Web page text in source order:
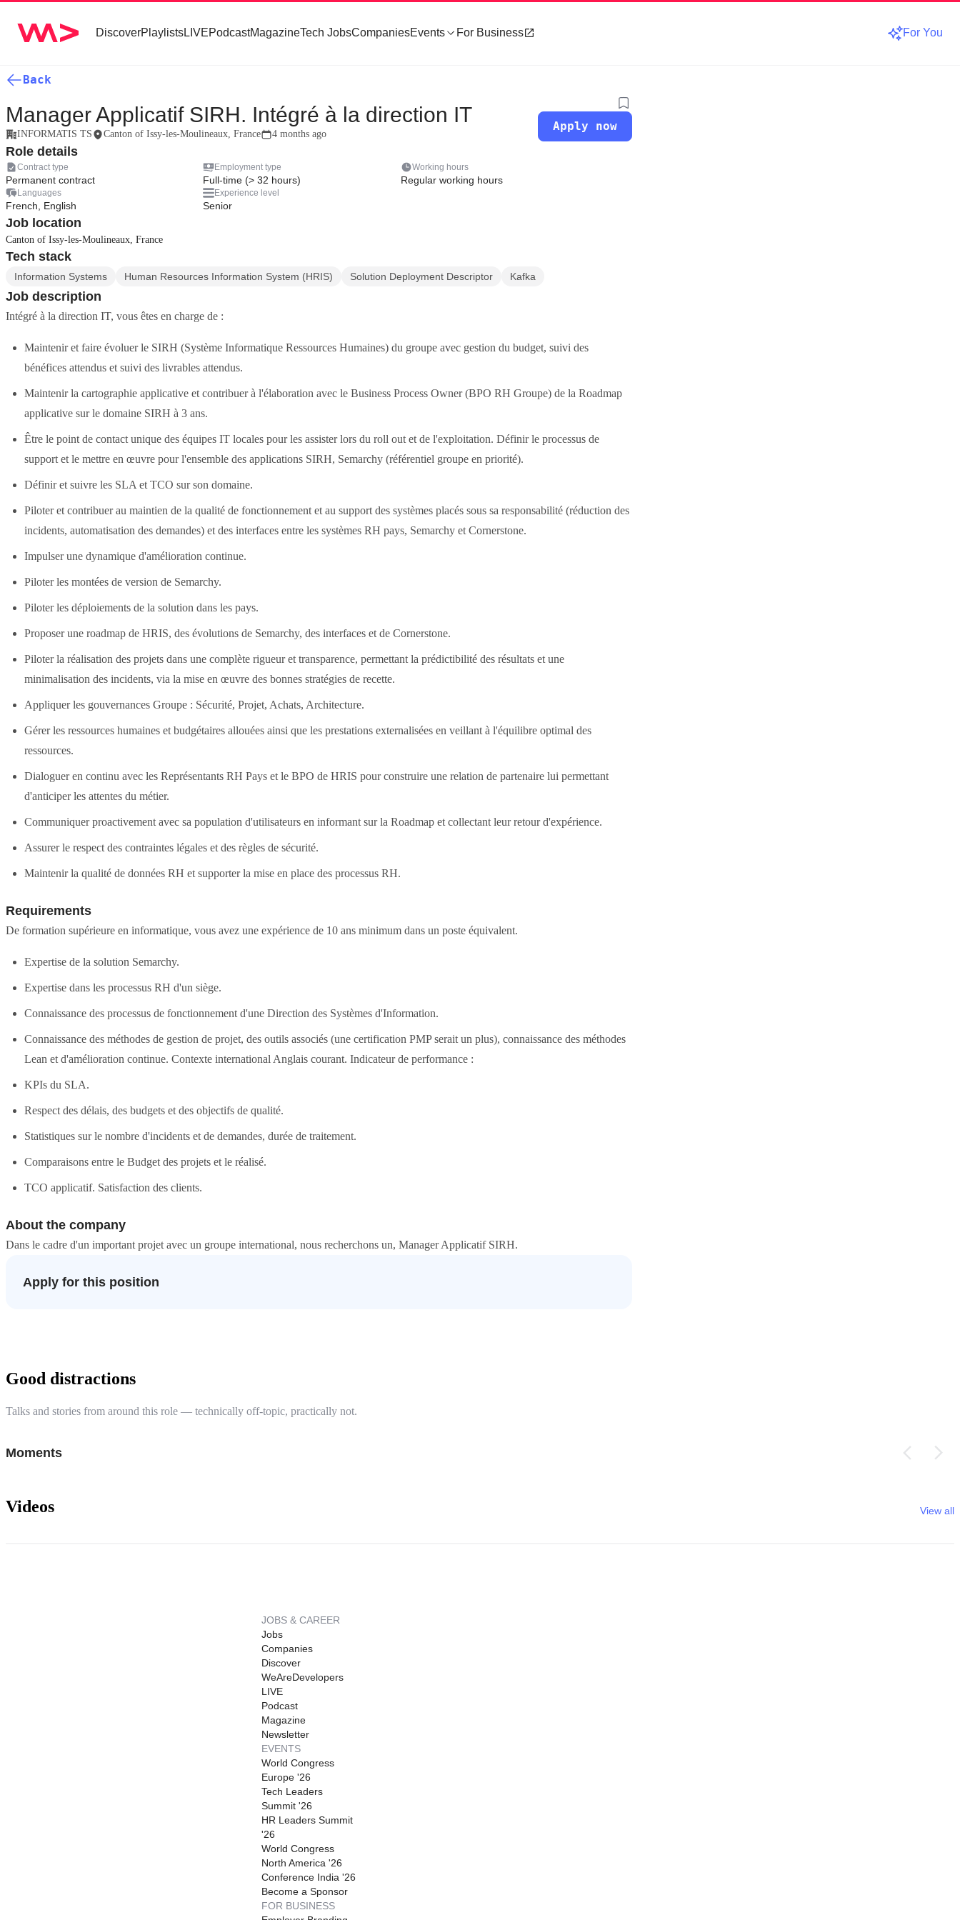
DiscoverPlaylistsLIVEPodcastMagazineTech JobsCompaniesEvents For Business For You
Back
Manager Applicatif SIRH. Intégré à la direction IT
INFORMATIS TS Canton of Issy-les-Moulineaux, France 4 months ago
Apply now
Role details
Contract type
Permanent contract
Employment type
Full-time (> 32 hours)
Working hours
Regular working hours
Languages
French, English
Experience level
Senior
Job location
Canton of Issy-les-Moulineaux, France
Tech stack
Information Systems Human Resources Information System (HRIS) Solution Deployment Descriptor Kafka
Job description
Intégré à la direction IT, vous êtes en charge de :
Maintenir et faire évoluer le SIRH (Système Informatique Ressources Humaines) du groupe avec gestion du budget, suivi des
bénéfices attendus et suivi des livrables attendus.
Maintenir la cartographie applicative et contribuer à l'élaboration avec le Business Process Owner (BPO RH Groupe) de la Roadmap
applicative sur le domaine SIRH à 3 ans.
Être le point de contact unique des équipes IT locales pour les assister lors du roll out et de l'exploitation. Définir le processus de
support et le mettre en œuvre pour l'ensemble des applications SIRH, Semarchy (référentiel groupe en priorité).
Définir et suivre les SLA et TCO sur son domaine.
Piloter et contribuer au maintien de la qualité de fonctionnement et au support des systèmes placés sous sa responsabilité (réduction des
incidents, automatisation des demandes) et des interfaces entre les systèmes RH pays, Semarchy et Cornerstone.
Impulser une dynamique d'amélioration continue.
Piloter les montées de version de Semarchy.
Piloter les déploiements de la solution dans les pays.
Proposer une roadmap de HRIS, des évolutions de Semarchy, des interfaces et de Cornerstone.
Piloter la réalisation des projets dans une complète rigueur et transparence, permettant la prédictibilité des résultats et une
minimalisation des incidents, via la mise en œuvre des bonnes stratégies de recette.
Appliquer les gouvernances Groupe : Sécurité, Projet, Achats, Architecture.
Gérer les ressources humaines et budgétaires allouées ainsi que les prestations externalisées en veillant à l'équilibre optimal des
ressources.
Dialoguer en continu avec les Représentants RH Pays et le BPO de HRIS pour construire une relation de partenaire lui permettant
d'anticiper les attentes du métier.
Communiquer proactivement avec sa population d'utilisateurs en informant sur la Roadmap et collectant leur retour d'expérience.
Assurer le respect des contraintes légales et des règles de sécurité.
Maintenir la qualité de données RH et supporter la mise en place des processus RH.
Requirements
De formation supérieure en informatique, vous avez une expérience de 10 ans minimum dans un poste équivalent.
Expertise de la solution Semarchy.
Expertise dans les processus RH d'un siège.
Connaissance des processus de fonctionnement d'une Direction des Systèmes d'Information.
Connaissance des méthodes de gestion de projet, des outils associés (une certification PMP serait un plus), connaissance des méthodes
Lean et d'amélioration continue. Contexte international Anglais courant. Indicateur de performance :
KPIs du SLA.
Respect des délais, des budgets et des objectifs de qualité.
Statistiques sur le nombre d'incidents et de demandes, durée de traitement.
Comparaisons entre le Budget des projets et le réalisé.
TCO applicatif. Satisfaction des clients.
About the company
Dans le cadre d'un important projet avec un groupe international, nous recherchons un, Manager Applicatif SIRH.
Apply for this position
Good distractions
Talks and stories from around this role — technically off-topic, practically not.
Moments
Videos View all
JOBS & CAREER
Jobs
Companies
Discover
WeAreDevelopers
LIVE
Podcast
Magazine
Newsletter
EVENTS
World Congress
Europe '26
Tech Leaders
Summit '26
HR Leaders Summit
'26
World Congress
North America '26
Conference India '26
Become a Sponsor
FOR BUSINESS